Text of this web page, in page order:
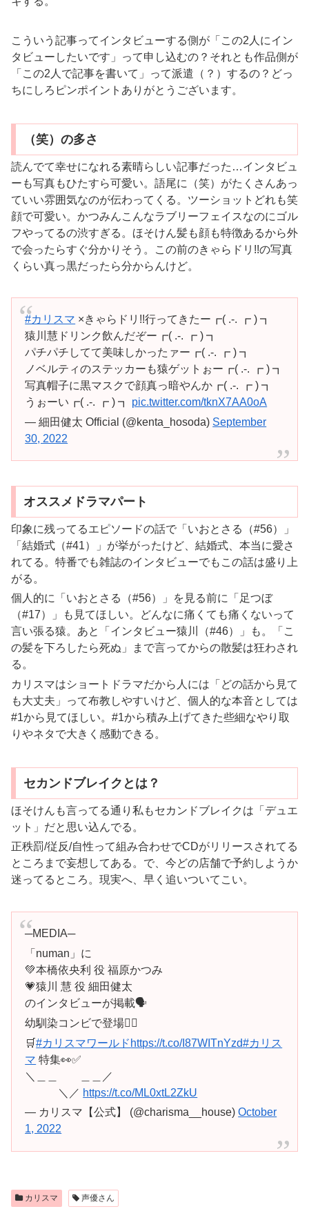
こういう記事ってインタビューする側が「この2人にイン
タビューしたいです」って申し込むの？それとも作品側が
「この2人で記事を書いて」って派遣（？）するの？どっ
ちにしろピンポイントありがとうございます。
（笑）の多さ
読んでて幸せになれる素晴らしい記事だった…インタビュ
ーも写真もひたすら可愛い。語尾に（笑）がたくさんあっ
ていい雰囲気なのが伝わってくる。ツーショットどれも笑
顔で可愛い。かつみんこんなラブリーフェイスなのにゴル
フやってるの渋すぎる。ほそけん髪も顔も特徴あるから外
で会ったらすぐ分かりそう。この前のきゃらドリ!!の写真
くらい真っ黒だったら分からんけど。
#カリスマ ×きゃらドリ!!行ってきたー┏( .-. ┏ ) ┓
猿川慧ドリンク飲んだぞー┏( .-. ┏ ) ┓
パチパチしてて美味しかったァー┏( .-. ┏ ) ┓
ノベルティのステッカーも猿ゲットぉー┏( .-. ┏ ) ┓
写真帽子に黒マスクで顔真っ暗やんか┏( .-. ┏ ) ┓
うぉーい┏( .-. ┏ ) ┓ pic.twitter.com/tknX7AA0oA
— 細田健太 Official (@kenta_hosoda) September
30, 2022
オススメドラマパート
印象に残ってるエピソードの話で「いおとさる（#56）」
「結婚式（#41）」が挙がったけど、結婚式、本当に愛さ
れてる。特番でも雑誌のインタビューでもこの話は盛り上
がる。
個人的に「いおとさる（#56）」を見る前に「足つぼ
（#17）」も見てほしい。どんなに痛くても痛くないって
言い張る猿。あと「インタビュー猿川（#46）」も。「こ
の髪を下ろしたら死ぬ」まで言ってからの散髪は狂わされ
る。
カリスマはショートドラマだから人には「どの話から見て
も大丈夫」って布教しやすいけど、個人的な本音としては
#1から見てほしい。#1から積み上げてきた些細なやり取
りやネタで大きく感動できる。
セカンドブレイクとは？
ほそけんも言ってる通り私もセカンドブレイクは「デュエ
ット」だと思い込んでる。
正秩罰/従反/自性って組み合わせでCDがリリースされてる
ところまで妄想してある。で、今どの店舗で予約しようか
迷ってるところ。現実へ、早く追いついてこい。
─MEDIA─
「numan」に
💚本橋依央利 役 福原かつみ
💗猿川 慧 役 細田健太
のインタビューが掲載🗣️
幼馴染コンビで登場❤️‍🔥
🛒#カリスマワールド https://t.co/I87WITnYzd#カリス
マ 特集👀✅
＼＿＿ ＿＿／
＼／ https://t.co/ML0xtL2ZkU
— カリスマ【公式】 (@charisma__house)October
1, 2022
カリスマ 声優さん